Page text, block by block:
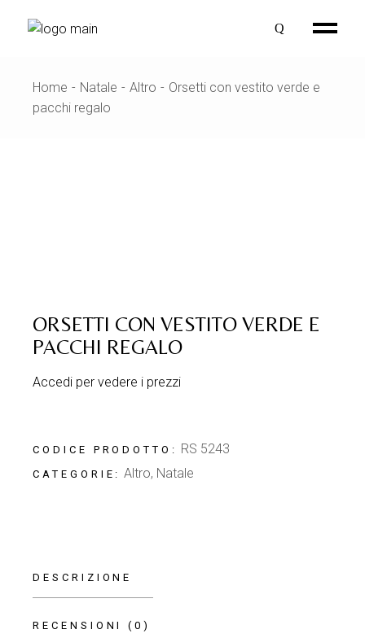
Home Natale Altro
Orsetti con vestito verde e
pacchi regalo
ORSETTI CON VESTITO VERDE E
PACCHI REGALO
Accedi per vedere i prezzi
CODICE PRODOTTO: RS 5243
CATEGORIE: Altro, Natale
DESCRIZIONE
RECENSIONI (0)